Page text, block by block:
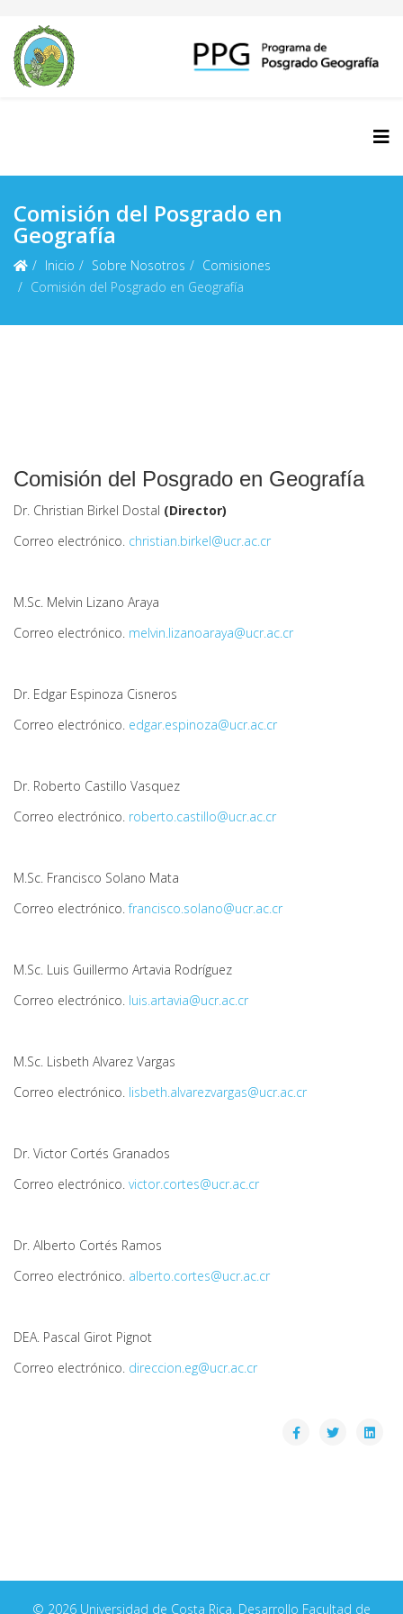
Comisión del Posgrado en
Geografía
Inicio Sobre Nosotros
Comisiones
Comisión del Posgrado en Geografía
Comisión del Posgrado en Geografía
Dr. Christian Birkel Dostal (Director)
Correo electrónico. christian.birkel@ucr.ac.cr
M.Sc. Melvin Lizano Araya
Correo electrónico. melvin.lizanoaraya@ucr.ac.cr
Dr. Edgar Espinoza Cisneros
Correo electrónico. edgar.espinoza@ucr.ac.cr
Dr. Roberto Castillo Vasquez
Correo electrónico. roberto.castillo@ucr.ac.cr
M.Sc. Francisco Solano Mata
Correo electrónico.francisco.solano@ucr.ac.cr
M.Sc. Luis Guillermo Artavia Rodríguez
Correo electrónico. luis.artavia@ucr.ac.cr
M.Sc. Lisbeth Alvarez Vargas
Correo electrónico. lisbeth.alvarezvargas@ucr.ac.cr
Dr. Victor Cortés Granados
Correo electrónico. victor.cortes@ucr.ac.cr
Dr. Alberto Cortés Ramos
Correo electrónico. alberto.cortes@ucr.ac.cr
DEA. Pascal Girot Pignot
Correo electrónico. direccion.eg@ucr.ac.cr
© 2026 Universidad de Costa Rica. Desarrollo Facultad de